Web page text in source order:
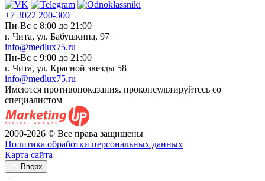
+7 3022 200-300
Пн-Вс с 8:00 до 21:00
г. Чита, ул. Бабушкина, 97
info@medlux75.ru
Пн-Вс с 9:00 до 21:00
г. Чита, ул. Красной звезды 58
info@medlux75.ru
Имеются противопоказания. проконсультируйтесь со
специалистом
2000-2026 © Все права защищены
Политика обработки персональных данных
Карта сайта
Вверх